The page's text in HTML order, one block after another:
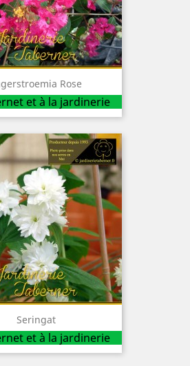
Rose
et à la jardinerie
Seringat
et à la jardinerie